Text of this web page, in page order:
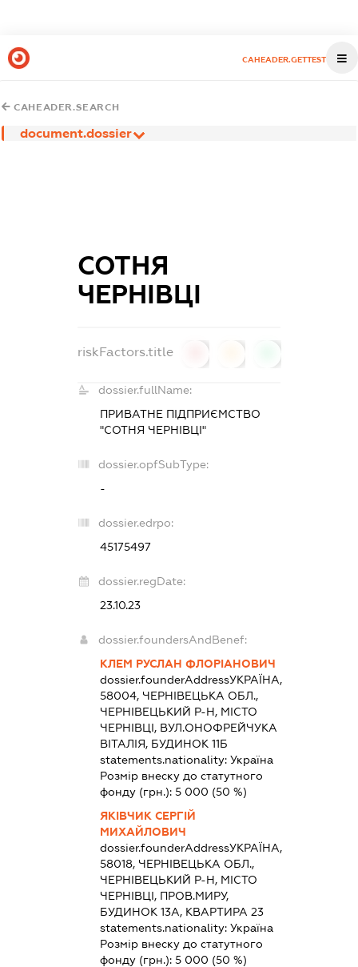
CAHEADER.GETTEST
CAHEADER.SEARCH
document.dossier
СОТНЯ
ЧЕРНІВЦІ
riskFactors.title
dossier.fullName:
ПРИВАТНЕ ПІДПРИЄМСТВО
"СОТНЯ ЧЕРНІВЦІ"
dossier.opfSubType:
-
dossier.edrpo:
45175497
dossier.regDate:
23.10.23
dossier.foundersAndBenef:
КЛЕМ РУСЛАН ФЛОРІАНОВИЧ
dossier.founderAddressУКРАЇНА,
58004, ЧЕРНІВЕЦЬКА ОБЛ.,
ЧЕРНІВЕЦЬКИЙ Р-Н, МІСТО
ЧЕРНІВЦІ, ВУЛ.ОНОФРЕЙЧУКА
ВІТАЛІЯ, БУДИНОК 11Б
statements.nationality: Україна
Розмір внеску до статутного
фонду (грн.): 5 000 (50 %)
ЯКІВЧИК СЕРГІЙ
МИХАЙЛОВИЧ
dossier.founderAddressУКРАЇНА,
58018, ЧЕРНІВЕЦЬКА ОБЛ.,
ЧЕРНІВЕЦЬКИЙ Р-Н, МІСТО
ЧЕРНІВЦІ, ПРОВ.МИРУ,
БУДИНОК 13А, КВАРТИРА 23
statements.nationality: Україна
Розмір внеску до статутного
фонду (грн.): 5 000 (50 %)